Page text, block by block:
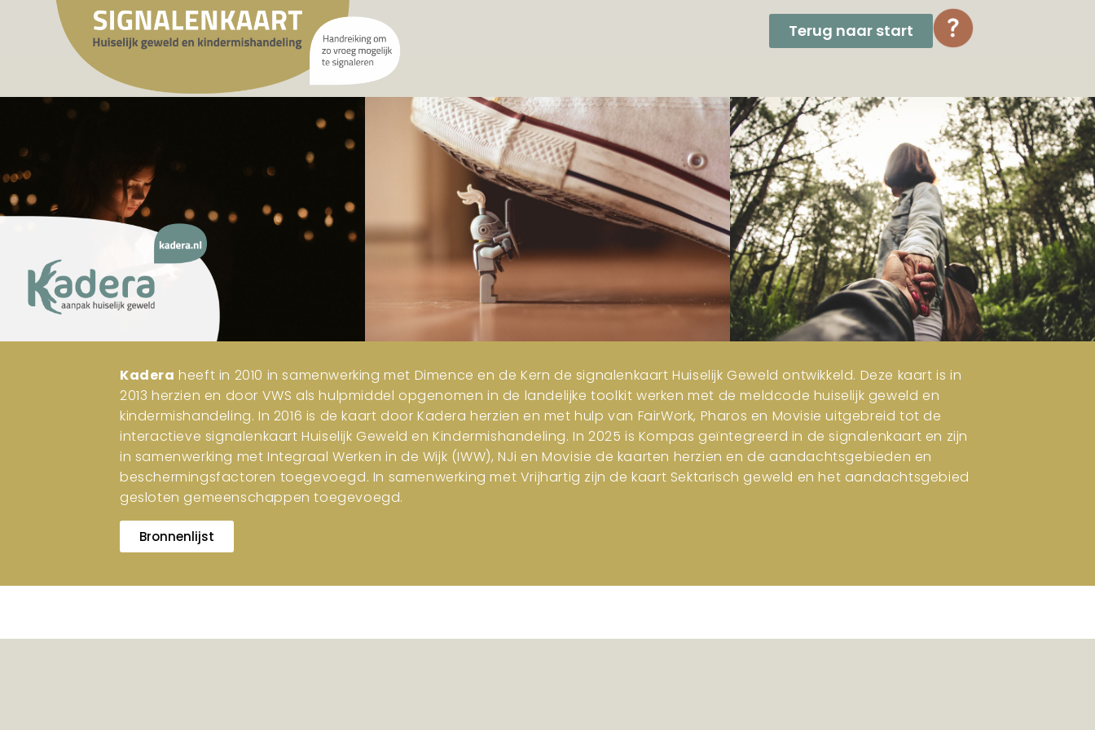
Terug naar start
Kadera heeft in 2010 in samenwerking met Dimence en de Kern de signalenkaart Huiselijk Geweld ontwikkeld. Deze kaart is in
2013 herzien en door VWS als hulpmiddel opgenomen in de landelijke toolkit werken met de meldcode huiselijk geweld en
kindermishandeling. In 2016 is de kaart door Kadera herzien en met hulp van FairWork, Pharos en Movisie uitgebreid tot de
interactieve signalenkaart Huiselijk Geweld en Kindermishandeling. In 2025 is Kompas geïntegreerd in de signalenkaart en zijn
in samenwerking met Integraal Werken in de Wijk (IWW), NJi en Movisie de kaarten herzien en de aandachtsgebieden en
beschermingsfactoren toegevoegd. In samenwerking met Vrijhartig zijn de kaart Sektarisch geweld en het aandachtsgebied
gesloten gemeenschappen toegevoegd.
Bronnenlijst